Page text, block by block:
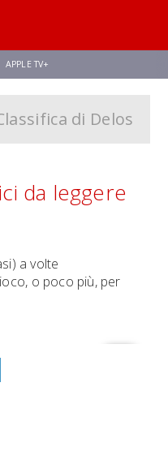
APPLE TV+
AVENGERS: DOOMSDAY
di Delos
da leggere
a volte
o poco più, per